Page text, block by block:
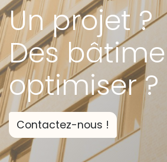
Un projet ?
Des
optimiser ?
Contactez-nous !